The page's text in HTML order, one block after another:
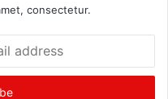
consectetur.